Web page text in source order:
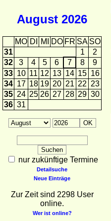
August 2026
MO DI MI DO FR SA SO
31
1
2
32
3 4 5 6 7 8
9
33 10 11 12 13 14 15 16
34 17 18 19 20 21 22 23
35 24 25 26 27 28 29 30
36 31
nur zukünftige Termine
Detailsuche
Neue Einträge
Zur Zeit sind 2298 User
online.
Wer ist online?